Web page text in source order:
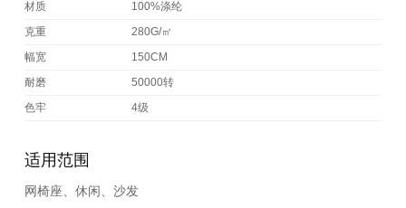
材质
100%涤纶
克重
280G/㎡
幅宽
150CM
耐磨
50000转
色牢
4级
适用范围
网椅座、休闲、沙发